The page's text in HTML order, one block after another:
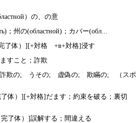
）の、の意
；州の(областной)；カバー(обл...
了体）][+対格 +в+対格]浸す
すこと；詐欺
詐欺の; うその; 虚偽の; 欺瞞の; （スポ
体）][+対格]だます；約束を破る；裏切
了体）]誤解する；間違える